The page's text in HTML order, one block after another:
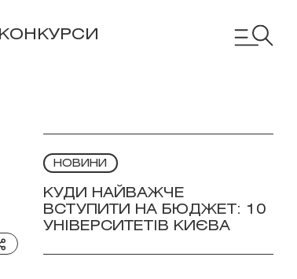
КОНКУРСИ
НОВИНИ
КУДИ НАЙВАЖЧЕ
ВСТУПИТИ НА БЮДЖЕТ: 10
УНІВЕРСИТЕТІВ КИЄВА